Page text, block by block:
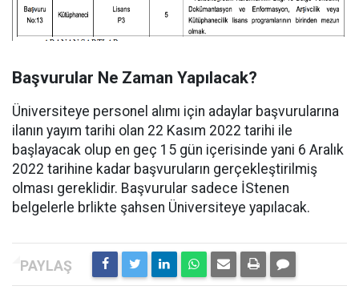
Başvurular Ne Zaman Yapılacak?
Üniversiteye personel alımı için adaylar başvurularına
ilanın yayım tarihi olan 22 Kasım 2022 tarihi ile
başlayacak olup en geç 15 gün içerisinde yani 6 Aralık
2022 tarihine kadar başvuruların gerçekleştirilmiş
olması gereklidir. Başvurular sadece İStenen
belgelerle brlikte şahsen Üniversiteye yapılacak.